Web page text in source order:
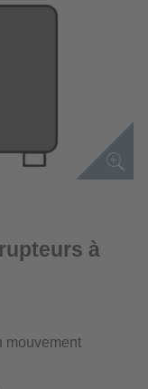
à
mouvement